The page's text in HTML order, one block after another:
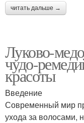
читать дальше →
Луково-
чудо-
красоты
Введение
Современный мир
ухода за волосами,